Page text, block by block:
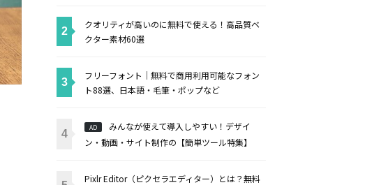
クオリティが高いのに無料で使える！高品質ベ
クター素材60選
フリーフォント｜無料で商用利用可能なフォン
ト88選、日本語・毛筆・ポップなど
AD
みんなが使えて導入しやすい！デザイ
ン・動画・サイト制作の【簡単ツール特集】
Pixlr Editor（ピクセラエディター）とは？無料